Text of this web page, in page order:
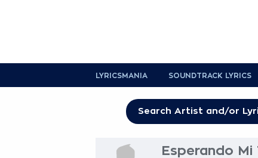
LYRICSMANIA SOUNDTRACK LYRICS
Esperando Mi